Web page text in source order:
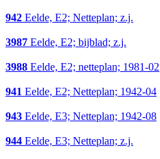
942 Eelde, E2; Netteplan; z.j.
3987 Eelde, E2; bijblad; z.j.
3988 Eelde, E2; netteplan; 1981-02
941 Eelde, E2; Netteplan; 1942-04
943 Eelde, E3; Netteplan; 1942-08
944 Eelde, E3; Netteplan; z.j.